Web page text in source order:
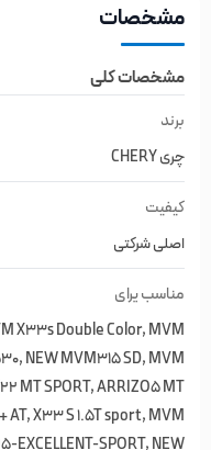
مشخصات
مشخصات کلی
برند
چری CHERY
کیفیت
اصلی شرکتی
مناسب یرای
X33s Double Color, MVM
NEW MVM315 SD, MVM
MT SPORT, ARRIZO5 MT
AT, X33 S 1.5T sport, MVM
SPORT, NEW